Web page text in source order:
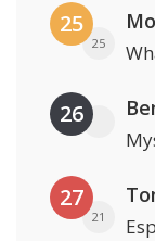
25
25
26
27
21